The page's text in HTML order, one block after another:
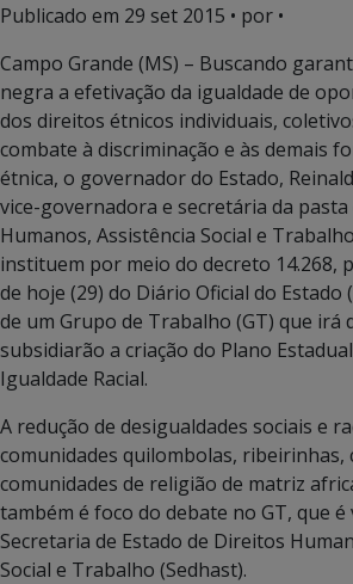
Publicado em 29 set 2015 • por •
Campo Grande (MS) – Buscando
negra a efetivação da igualdade de
dos direitos étnicos individuais,
combate à discriminação e às demais
étnica, o governador do Estado,
vice-governadora e secretária da
Humanos, Assistência Social e
instituem por meio do decreto 14.268,
de hoje (29) do Diário Oficial do Estado
de um Grupo de Trabalho (GT) que irá
subsidiarão a criação do Plano
Igualdade Racial.
A redução de desigualdades sociais e
comunidades quilombolas, ribeirinhas,
comunidades de religião de matriz
também é foco do debate no GT, que é
Secretaria de Estado de Direitos
Social e Trabalho (Sedhast).